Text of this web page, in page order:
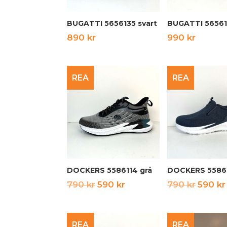
BUGATTI 5656135 svart
890 kr
BUGATTI
990 kr
REA
DOCKERS 5586114 grå
790kr Det
590 krDet
REA
DOCKERS
790kr Det
priset
590 kr
REA REA